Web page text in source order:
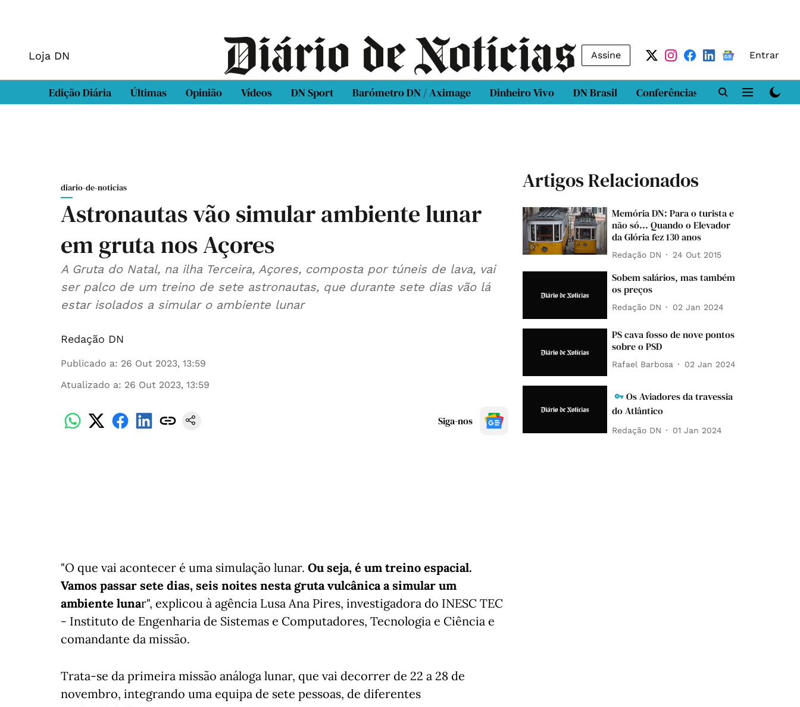
Loja DN Assine Entrar
Edição Diária Últimas Opinião Vídeos DN Sport Barómetro DN / Aximage Dinheiro Vivo DN Brasil Conferências DN LAB
diario-de-noticias
Astronautas vão simular ambiente lunar
em gruta nos Açores
A Gruta do Natal, na ilha Terceira, Açores, composta por túneis de lava, vai
ser palco de um treino de sete astronautas, que durante sete dias vão lá
estar isolados a simular o ambiente lunar
Redação DN
Publicado a: 26 Out 2023, 13:59
Atualizado a: 26 Out 2023, 13:59
Siga-nos
"O que vai acontecer é uma simulação lunar. Ou seja, é um treino espacial.
Vamos passar sete dias, seis noites nesta gruta vulcânica a simular um
ambiente lunar", explicou à agência Lusa Ana Pires, investigadora do INESC TEC
- Instituto de Engenharia de Sistemas e Computadores, Tecnologia e Ciência e
comandante da missão.
Trata-se da primeira missão análoga lunar, que vai decorrer de 22 a 28 de
novembro, integrando uma equipa de sete pessoas, de diferentes
Artigos Relacionados
Memória DN: Para o turista e
não só... Quando o Elevador
da Glória fez 130 anos
Redação DN 24 Out 2015
Sobem salários, mas também
os preços
Redação DN 02 Jan 2024
PS cava fosso de nove pontos
sobre o PSD
Rafael Barbosa 02 Jan 2024
Os Aviadores da travessia
do Atlântico
Redação DN 01 Jan 2024